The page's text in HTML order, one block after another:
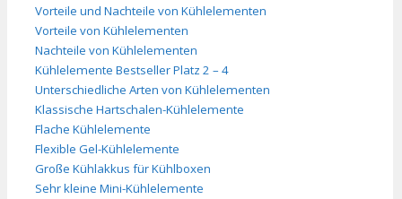
Vorteile und Nachteile von Kühlelementen
Vorteile von Kühlelementen
Nachteile von Kühlelementen
Kühlelemente Bestseller Platz 2 – 4
Unterschiedliche Arten von Kühlelementen
Klassische Hartschalen-Kühlelemente
Flache Kühlelemente
Flexible Gel-Kühlelemente
Große Kühlakkus für Kühlboxen
Sehr kleine Mini-Kühlelemente